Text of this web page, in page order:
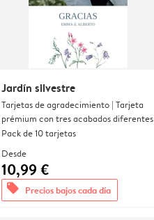
Jardín silvestre
Tarjetas de agradecimiento | Tarjeta
prémium con tres acabados diferentes
Pack de 10 tarjetas
Desde
10,99 €
offers Precios bajos cada día